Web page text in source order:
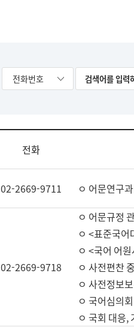
전화번호
전화
02-2669-9711 ㅇ 어문연구
02-2669-9718
ㅇ 어문규정
ㅇ <표준국
ㅇ <국어 어
ㅇ 사전편찬
ㅇ 사전정보
ㅇ 국어심의
ㅇ 국회 대응,